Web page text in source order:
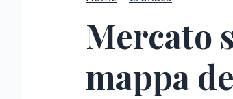
Mercato
mappa